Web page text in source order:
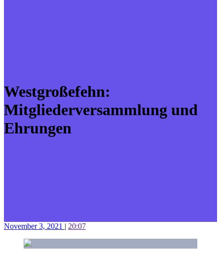
Westgroßefehn:
Mitgliederversammlung und
Ehrungen
November 3, 2021 | 20:07